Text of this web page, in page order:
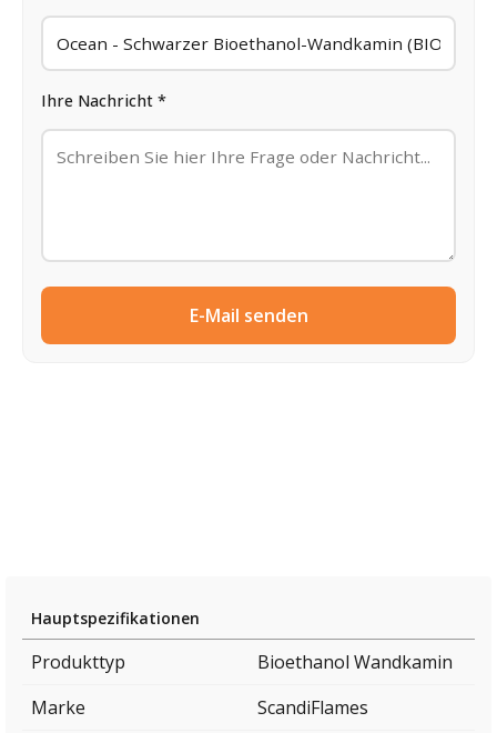
Ihre Nachricht *
E-Mail senden
Hauptspezifikationen
Produkttyp
Bioethanol Wandkamin
Marke
ScandiFlames